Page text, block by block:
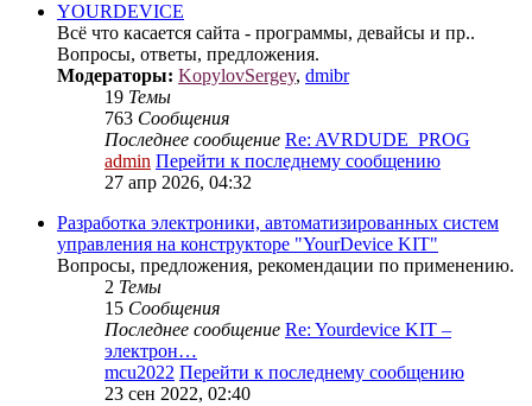
YOURDEVICE
Всё что касается сайта - программы, девайсы и пр..
Вопросы, ответы, предложения.
Модераторы: KopylovSergey, dmibr
19 Темы
763 Сообщения
Последнее сообщение Re: AVRDUDE_PROG
admin Перейти к последнему сообщению
27 апр 2026, 04:32
Разработка электроники, автоматизированных систем
управления на конструкторе "YourDevice KIT"
Вопросы, предложения, рекомендации по применению.
2 Темы
15 Сообщения
Последнее сообщение Re: Yourdevice KIT –
электрон…
mcu2022 Перейти к последнему сообщению
23 сен 2022, 02:40